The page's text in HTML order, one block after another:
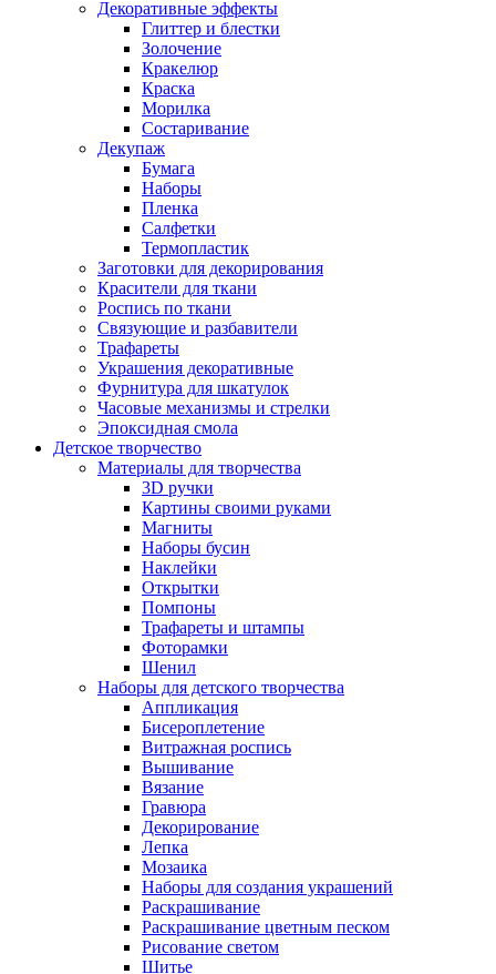
Декоративные эффекты
Глиттер и блестки
Золочение
Кракелюр
Краска
Морилка
Состаривание
Декупаж
Бумага
Наборы
Пленка
Салфетки
Термопластик
Заготовки для декорирования
Красители для ткани
Роспись по ткани
Связующие и разбавители
Трафареты
Украшения декоративные
Фурнитура для шкатулок
Часовые механизмы и стрелки
Эпоксидная смола
Детское творчество
Материалы для творчества
3D ручки
Картины своими руками
Магниты
Наборы бусин
Наклейки
Открытки
Помпоны
Трафареты и штампы
Фоторамки
Шенил
Наборы для детского творчества
Аппликация
Бисероплетение
Витражная роспись
Вышивание
Вязание
Гравюра
Декорирование
Лепка
Мозаика
Наборы для создания украшений
Раскрашивание
Раскрашивание цветным песком
Рисование светом
Шитье